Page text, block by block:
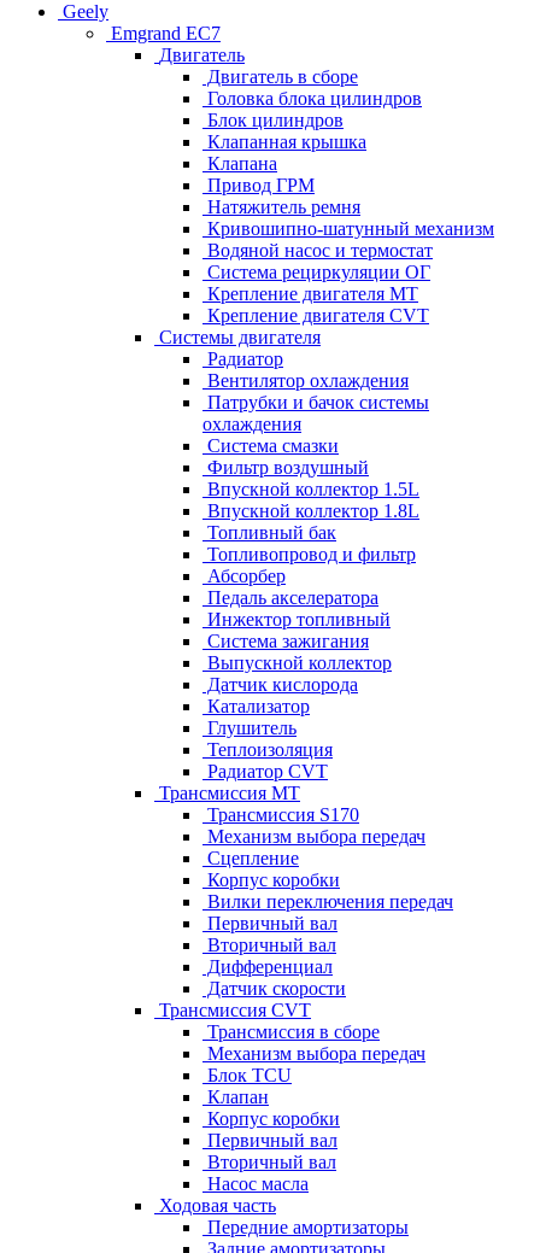
Geely
Emgrand EC7
Двигатель
Двигатель в сборе
Головка блока цилиндров
Блок цилиндров
Клапанная крышка
Клапана
Привод ГРМ
Натяжитель ремня
Кривошипно-шатунный механизм
Водяной насос и термостат
Система рециркуляции ОГ
Крепление двигателя MT
Крепление двигателя CVT
Системы двигателя
Радиатор
Вентилятор охлаждения
Патрубки и бачок системы
охлаждения
Система смазки
Фильтр воздушный
Впускной коллектор 1.5L
Впускной коллектор 1.8L
Топливный бак
Топливопровод и фильтр
Абсорбер
Педаль акселератора
Инжектор топливный
Система зажигания
Выпускной коллектор
Датчик кислорода
Катализатор
Глушитель
Теплоизоляция
Радиатор CVT
Трансмиссия MT
Трансмиссия S170
Механизм выбора передач
Сцепление
Корпус коробки
Вилки переключения передач
Первичный вал
Вторичный вал
Дифференциал
Датчик скорости
Трансмиссия CVT
Трансмиссия в сборе
Механизм выбора передач
Блок TCU
Клапан
Корпус коробки
Первичный вал
Вторичный вал
Насос масла
Ходовая часть
Передние амортизаторы
Задние амортизаторы